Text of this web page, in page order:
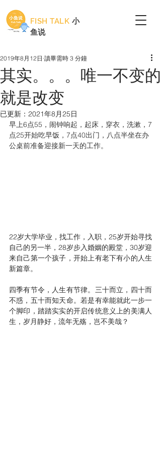
FISH TALK 小
鱼说
其实。。。唯一不变的
就是改变
2019年8月12日 讀畢需時 3 分鐘
已更新： 2021年8月25日
早上6点55，闹钟响起，起床，穿衣，洗漱，7
点25开始吃早饭，7点40出门，八点半坐在办
公桌前准备迎接新一天的工作。
22岁大学毕业，找工作，入职，25岁开始寻找
自己的另一半，28岁步入婚姻的殿堂，30岁迎
来自己第一个孩子，开始上有老下有小的人生
新篇章。
四季有节令，人生有节律。三十而立，四十而
不惑，五十而知天命。若是有幸能就此一步一
个脚印，踏踏实实的开启传统意义上的美满人
生，岁月静好，流年无殇，岂不美哉？